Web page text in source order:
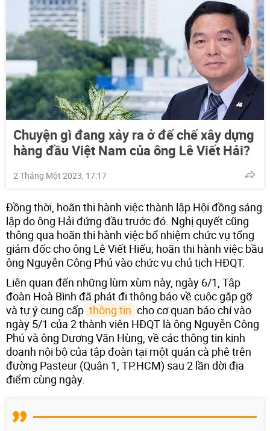
Chuyện gì đang xảy ra ở đế chế xây dựng
hàng đầu Việt Nam của ông Lê Viết Hải?
2 Tháng Một 2023, 17:17
Đồng thời, hoãn thi hành việc thành lập Hội đồng sáng
lập do ông Hải đứng đầu trước đó. Nghị quyết cũng
thông qua hoãn thi hành việc bổ nhiệm chức vụ tổng
giám đốc cho ông Lê Viết Hiếu; hoãn thi hành việc bầu
ông Nguyễn Công Phú vào chức vụ chủ tịch HĐQT.
Liên quan đến những lùm xùm này, ngày 6/1, Tập
đoàn Hoà Bình đã phát đi thông báo về cuộc gặp gỡ
và tự ý cung cấp thông tin cho cơ quan báo chí vào
ngày 5/1 của 2 thành viên HĐQT là ông Nguyễn Công
Phú và ông Dương Văn Hùng, về các thông tin kinh
doanh nội bộ của tập đoàn tại một quán cà phê trên
đường Pasteur (Quận 1, TP.HCM) sau 2 lần dời địa
điểm cùng ngày.